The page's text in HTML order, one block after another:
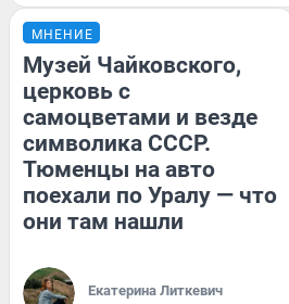
МНЕНИЕ
Музей Чайковского,
церковь с
самоцветами и везде
символика СССР.
Тюменцы на авто
поехали по Уралу — что
они там нашли
Екатерина Литкевич